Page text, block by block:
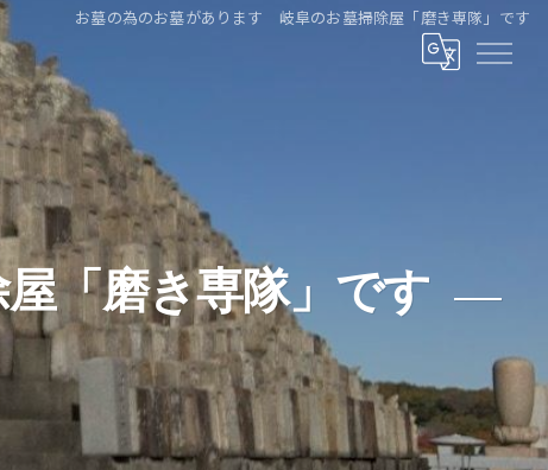
お墓の為のお墓があります 岐阜のお墓掃除屋「磨き専隊」です
「磨き専隊」です